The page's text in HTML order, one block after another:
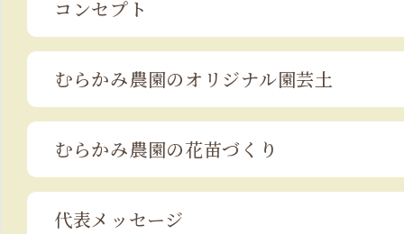
コンセプト
むらかみ農園のオリジナル園芸土
むらかみ農園の花苗づくり
代表メッセージ